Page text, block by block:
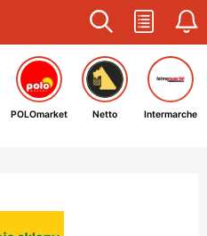
POLOmarket Netto Intermarche